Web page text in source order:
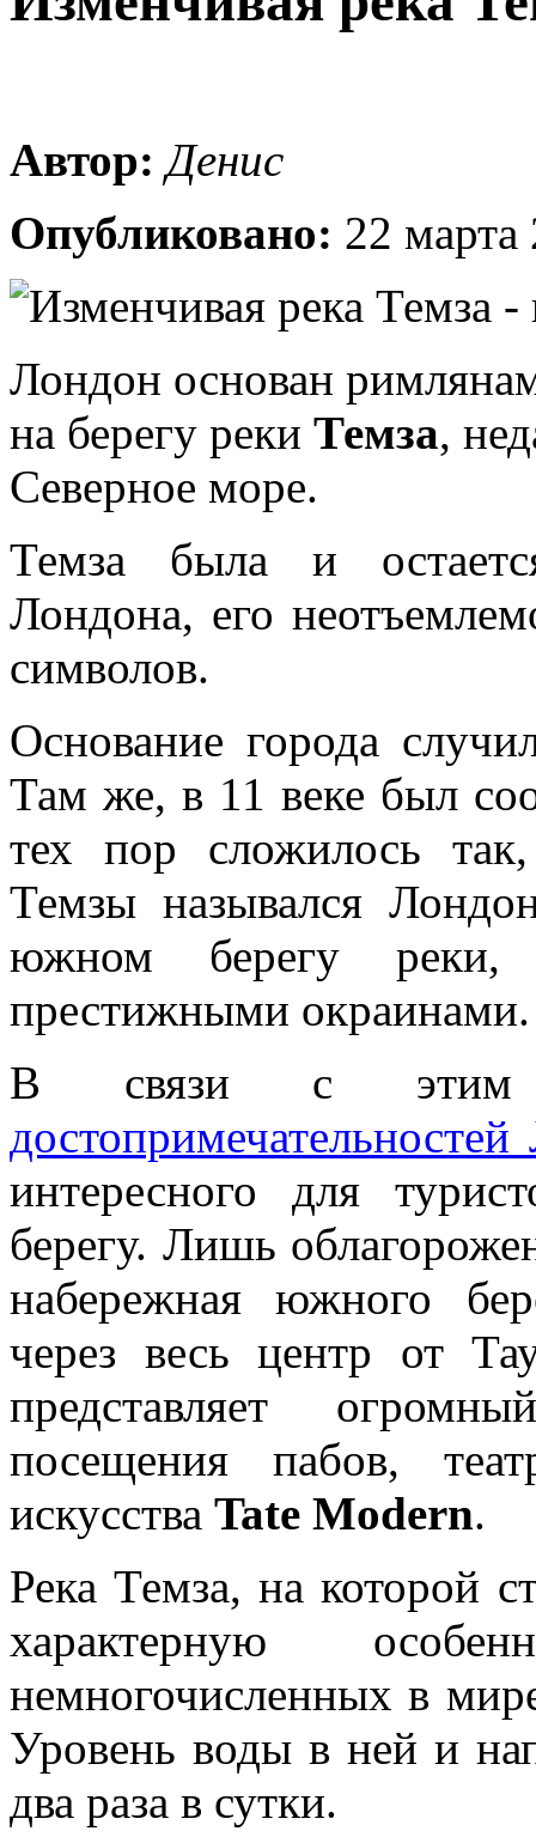
Автор: Денис
Опубликовано: 22
Лондон основан
на берегу реки Темза,
Северное море.
Темза была и
Лондона, его
символов.
Основание города
Там же, в 11 веке был
тех пор сложилось
Темзы назывался
южном берегу
престижными окраинами.
В связи с этим
интересного для
берегу. Лишь
набережная южного
через весь центр от
представляет
посещения пабов,
искусства Tate Modern.
Река Темза, на которой
характерную
немногочисленных в
Уровень воды в ней и
два раза в сутки.